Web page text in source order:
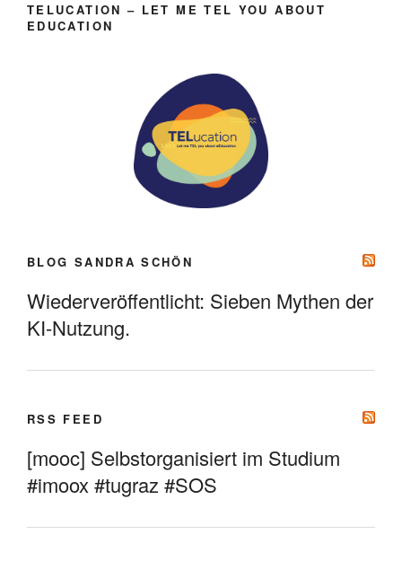
TELUCATION – LET ME TEL YOU ABOUT
EDUCATION
BLOG SANDRA SCHÖN
Wiederveröffentlicht: Sieben Mythen der
KI-Nutzung.
RSS FEED
[mooc] Selbstorganisiert im Studium
#imoox #tugraz #SOS